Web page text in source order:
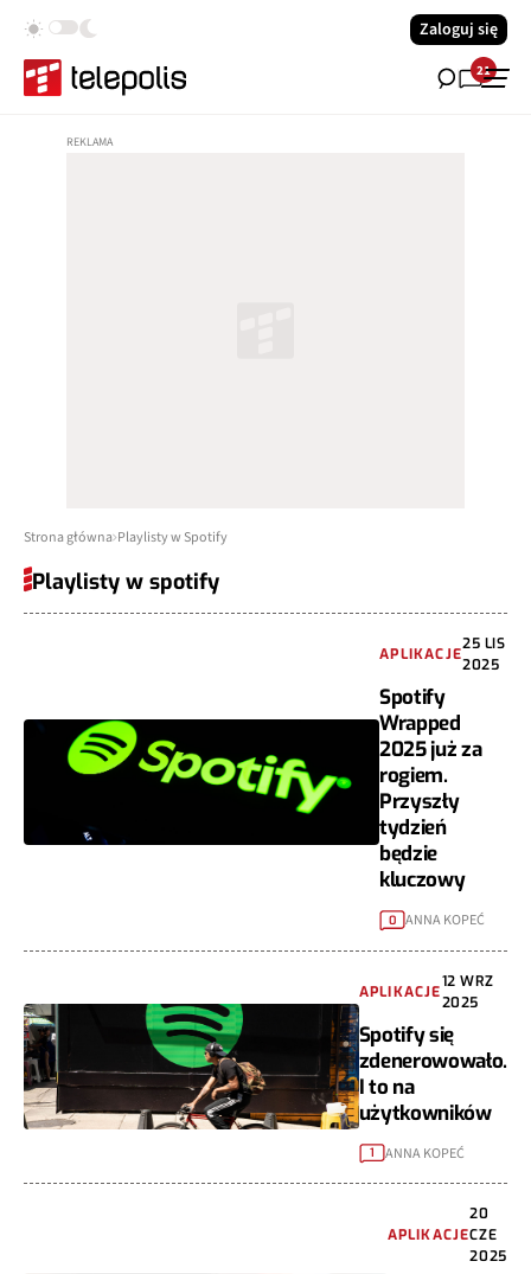
Zaloguj się
21
Strona główna Playlisty w Spotify
Playlisty w spotify
APLIKACJE
25 LIS
2025
Spotify
Wrapped
2025 już za
rogiem.
Przyszły
tydzień
będzie
kluczowy
0 ANNA KOPEĆ
APLIKACJE
12 WRZ
2025
Spotify się
zdenerowowało.
I to na
użytkowników
1 ANNA KOPEĆ
APLIKACJE
20
CZE
2025